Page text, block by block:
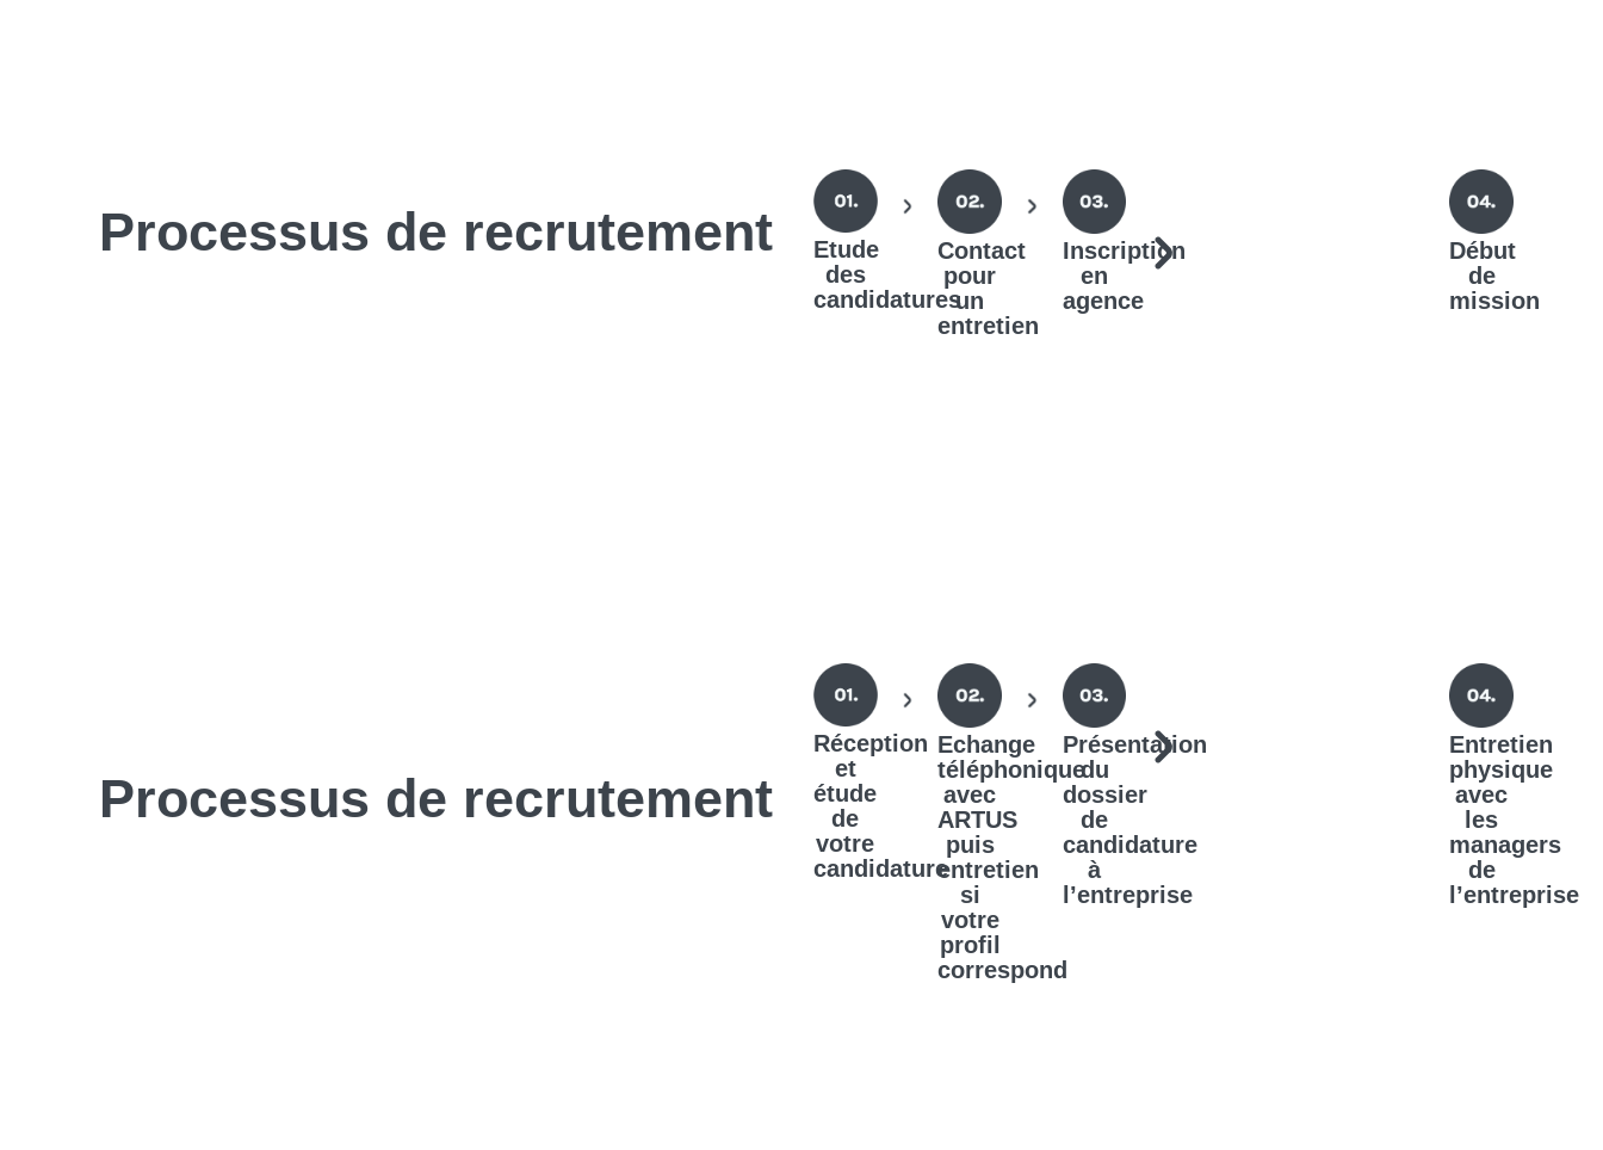
Processus de recrutement
Etude
des
candidatures
Contact
pour
un
entretien
Inscription
en
agence
Début
de
mission
Processus de recrutement
Réception
et
étude
de
votre
candidature
Echange
téléphonique
avec
ARTUS
puis
entretien
si
votre
profil
correspond
Présentation
du
dossier
de
candidature
à
l’entreprise
Entretien
physique
avec
les
managers
de
l’entreprise